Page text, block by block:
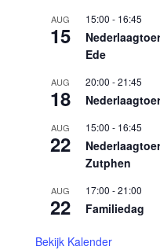
AUG
15
15:00 - 16:45
Ede
AUG
18
20:00 -21:45
AUG
22
15:00 - 16:45
Zutphen
AUG
22
17:00 -21:00
Familiedag
Bekijk Kalender